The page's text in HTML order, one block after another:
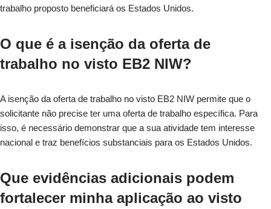
trabalho proposto beneficiará os Estados Unidos.
O que é a isenção da oferta de
trabalho no visto EB2 NIW?
A isenção da oferta de trabalho no visto EB2 NIW permite que o
solicitante não precise ter uma oferta de trabalho específica. Para
isso, é necessário demonstrar que a sua atividade tem interesse
nacional e traz benefícios substanciais para os Estados Unidos.
Que evidências adicionais podem
fortalecer minha aplicação ao visto